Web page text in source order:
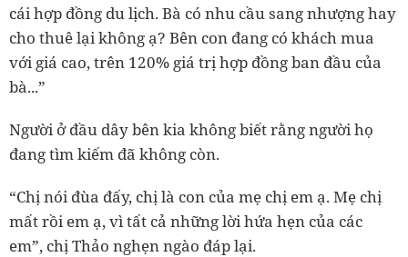
cái hợp đồng du lịch. Bà có nhu cầu sang nhượng hay
cho thuê lại không ạ? Bên con đang có khách mua
với giá cao, trên 120% giá trị hợp đồng ban đầu của
bà...”
Người ở đầu dây bên kia không biết rằng người họ
đang tìm kiếm đã không còn.
“Chị nói đùa đấy, chị là con của mẹ chị em ạ. Mẹ chị
mất rồi em ạ, vì tất cả những lời hứa hẹn của các
em”, chị Thảo nghẹn ngào đáp lại.